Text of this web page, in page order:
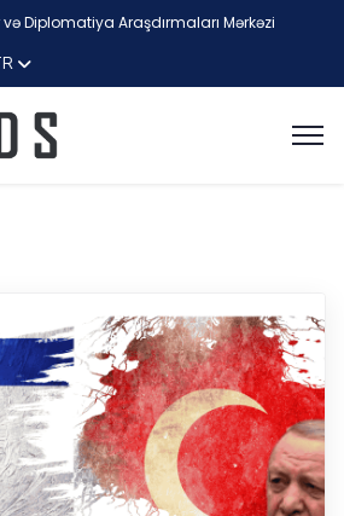
Diplomatiya Araşdırmaları Mərkəzi